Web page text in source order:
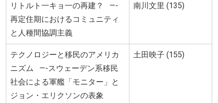
リトルト一キョ一の再建？ —-
再定住期におけるコミュニティ
と人種間協調主義
南川文里 (135)
テクノロジーと移民のアメリカ
ニズム —-スウェーデン系移民
社会による軍艦「モニター」と
ジョン・エリクソンの表象
土田映子 (155)